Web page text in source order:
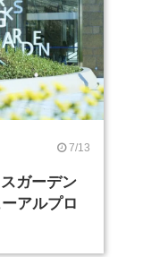
7/13
ガーデン
アルプロ